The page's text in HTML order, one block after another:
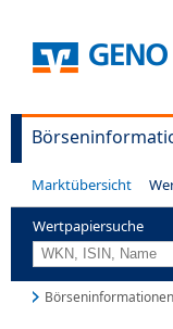
Marktübersicht
Wertpapiersuche
Börseninformationen